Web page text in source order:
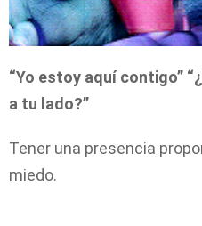
“Yo estoy aquí contigo”
a tu lado?”
Tener una presencia
miedo.